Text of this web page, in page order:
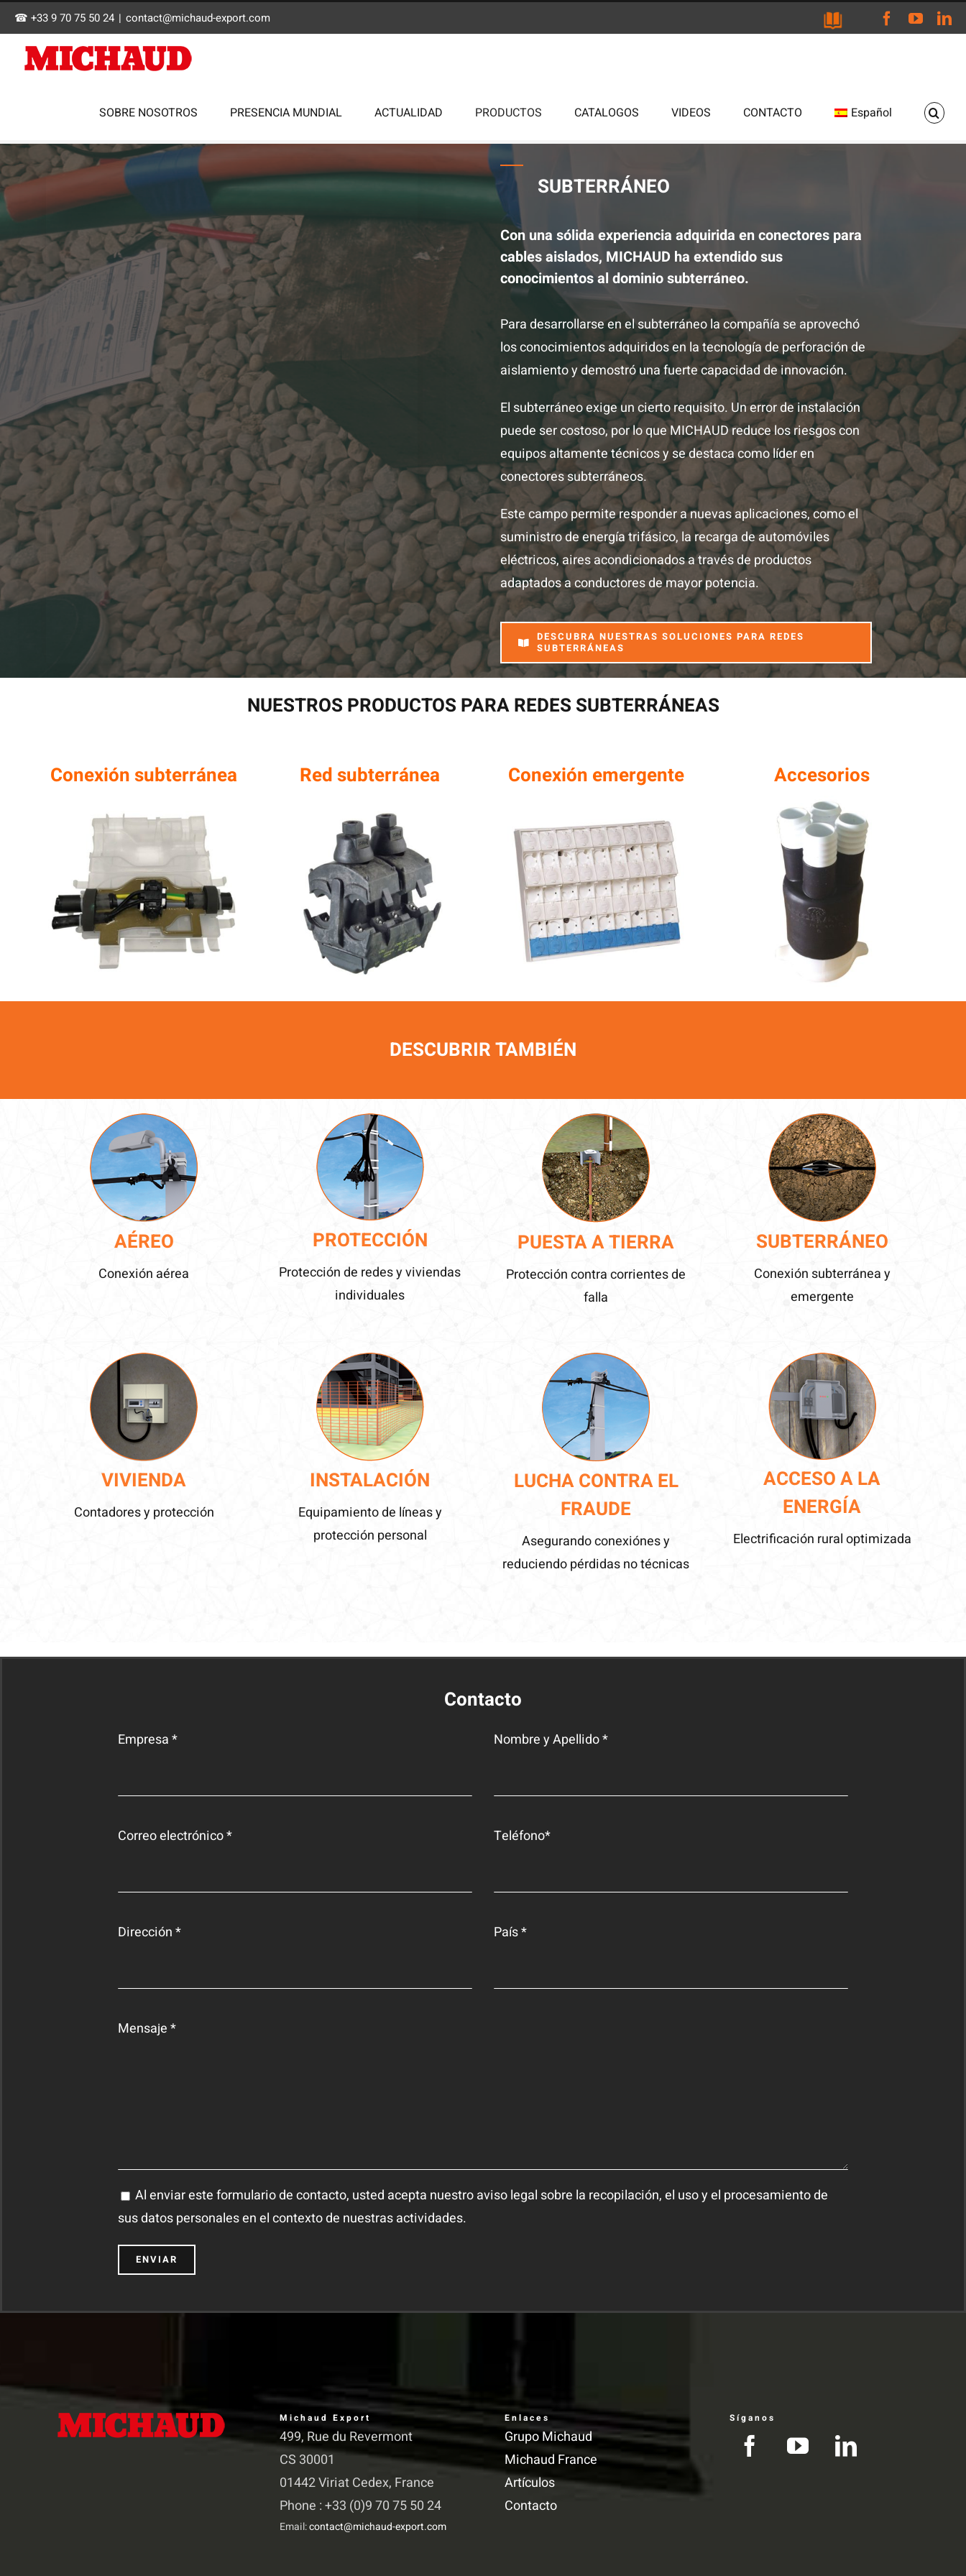
Skip
to
content
☎ +33 9 70 75 50 24 | contact@michaud-export.com Facebook
SOBRE NOSOTROS PRESENCIA MUNDIAL ACTUALIDAD PRODUCTOS CATALOGOS VIDEOS CONTACTO Español
SUBTERRÁNEO
Con una sólida experiencia adquirida en conectores para
cables aislados, MICHAUD ha extendido sus
conocimientos al dominio subterráneo.
Para desarrollarse en el subterráneo la compañía se aprovechó
los conocimientos adquiridos en la tecnología de perforación de
aislamiento y demostró una fuerte capacidad de innovación.
El subterráneo exige un cierto requisito. Un error de instalación
puede ser costoso, por lo que MICHAUD reduce los riesgos con
equipos altamente técnicos y se destaca como líder en
conectores subterráneos.
Este campo permite responder a nuevas aplicaciones, como el
suministro de energía trifásico, la recarga de automóviles
eléctricos, aires acondicionados a través de productos
adaptados a conductores de mayor potencia.
DESCUBRA NUESTRAS SOLUCIONES PARA REDES
SUBTERRÁNEAS
NUESTROS PRODUCTOS PARA REDES SUBTERRÁNEAS
Conexión subterránea Red subterránea Conexión emergente Accesorios
DESCUBRIRTAMBIÉN
AÉREO
Conexión aérea
PROTECCIÓN
Protección de redes y viviendas
individuales
PUESTA A TIERRA
Protección contra corrientes de
falla
SUBTERRÁNEO
Conexión subterránea y
emergente
VIVIENDA
Contadores y protección
INSTALACIÓN
Equipamiento de líneas y
protección personal
LUCHA CONTRA EL
FRAUDE
Asegurando conexiónes y
reduciendo pérdidas no técnicas
ACCESO A LA
ENERGÍA
Electrificación rural optimizada
Contacto
Empresa * Nombre y Apellido *
Correo electrónico * Teléfono*
Dirección * País *
Mensaje *
Al enviar este formulario de contacto, usted acepta nuestro aviso legal sobre la recopilación, el uso y el procesamiento de
sus datos personales en el contexto de nuestras actividades.
Michaud Export
499, Rue du Revermont
CS 30001
01442 Viriat Cedex, France
Phone : +33 (0)9 70 75 50 24
Email:contact@michaud-export.com
Enlaces
Grupo Michaud
Michaud France
Artículos
Contacto
Síganos